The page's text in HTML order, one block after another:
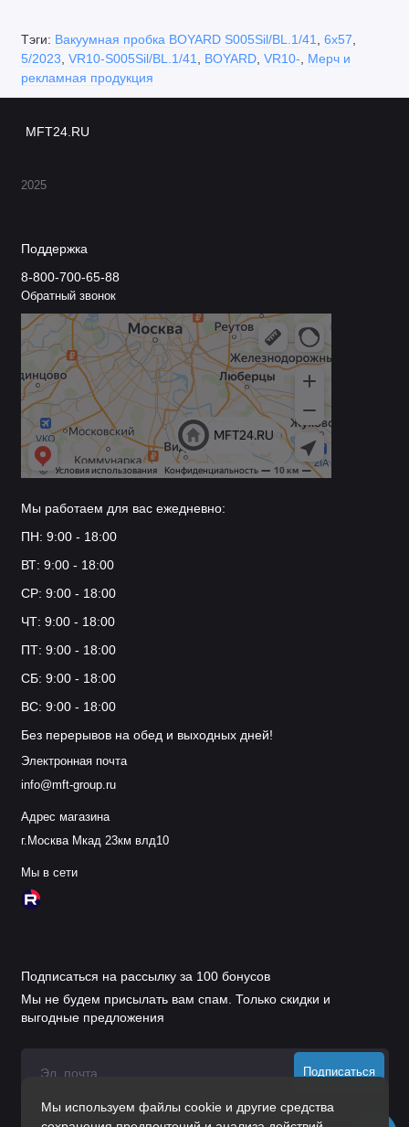
Тэги: Вакуумная пробка BOYARD S005Sil/BL.1/41 6х57
5/2023 VR10-S005Sil/BL.1/41 BOYARD, VR10-
Мерч и
рекламная продукция
Мы используем файлы cookie и другие средства
MFT24.RU
2025
Поддержка
8-800-700-65-88
Обратный звонок
Мы работаем для вас ежедневно:
ПН: 9:00 - 18:00
ВТ: 9:00 - 18:00
СР: 9:00 - 18:00
ЧТ: 9:00 - 18:00
ПТ: 9:00 - 18:00
СБ: 9:00 - 18:00
ВС: 9:00 - 18:00
Без перерывов на обед и выходных дней!
Электронная почта
info@mft-group.ru
Адрес магазина
г.Москва Мкад 23км влд10
Мы в сети
Подписаться на рассылку за 100 бонусов
Мы не будем присылать вам спам. Только скидки и
выгодные предложения
Подписаться
Нажимая на кнопку «Подписаться», Вы даетесогласие на